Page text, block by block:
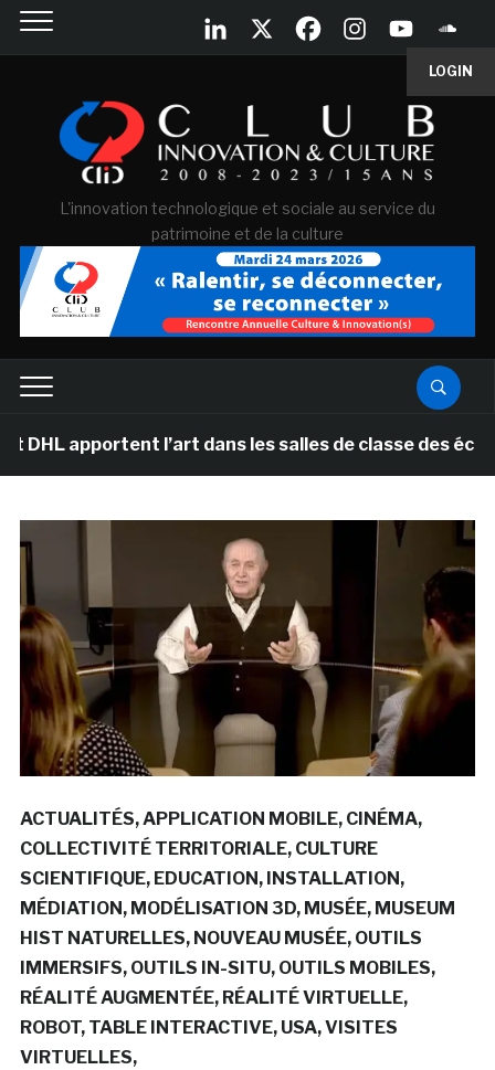
LOGIN
L'innovation technologique et sociale au service du
patrimoine et de la culture
l’art dans les salles de classe des écoles
ACTUALITÉS APPLICATION MOBILE CINÉMA
COLLECTIVITÉ TERRITORIALE CULTURE
SCIENTIFIQUE EDUCATION INSTALLATION
MÉDIATION MODÉLISATION 3D MUSÉE MUSEUM
HIST NATURELLES NOUVEAU MUSÉE OUTILS
IMMERSIFS OUTILS IN-SITU OUTILS MOBILES
RÉALITÉ AUGMENTÉE RÉALITÉ VIRTUELLE
ROBOT TABLE INTERACTIVE USA VISITES
VIRTUELLES